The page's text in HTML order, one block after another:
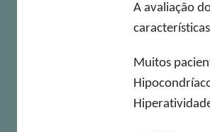
A avaliação
Muitos